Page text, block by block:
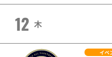
12 木
イベ